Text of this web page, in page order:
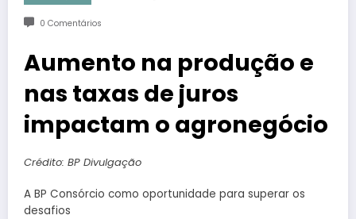
0 Comentários
Aumento na produção e
nas taxas de juros
impactam o agronegócio
Crédito: BP Divulgação
A BP Consórcio como oportunidade para superar os
desafios